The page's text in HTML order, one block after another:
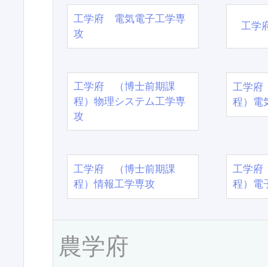
工学府 電気電子工学専
攻
工学
工学府 （博士前期課
程）物理システム工学専
攻
工学
程）電
工学府 （博士前期課
程）情報工学専攻
工学
程）電
農学府